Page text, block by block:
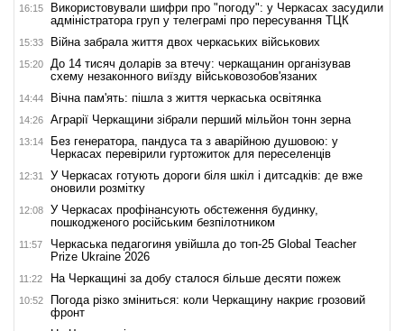
16:15
Використовували шифри про "погоду": у Черкасах засудили
адміністратора груп у телеграмі про пересування ТЦК
15:33 Війна забрала життя двох черкаських військових
15:20
До 14 тисяч доларів за втечу: черкащанин організував
схему незаконного виїзду військовозобов'язаних
14:44 Вічна пам'ять: пішла з життя черкаська освітянка
14:26 Аграрії Черкащини зібрали перший мільйон тонн зерна
13:14
Без генератора, пандуса та з аварійною душовою: у
Черкасах перевірили гуртожиток для переселенців
12:31
У Черкасах готують дороги біля шкіл і дитсадків: де вже
оновили розмітку
12:08
У Черкасах профінансують обстеження будинку,
пошкодженого російським безпілотником
11:57
Черкаська педагогиня увійшла до топ-25 Global Teacher
Prize Ukraine 2026
11:22 На Черкащині за добу сталося більше десяти пожеж
10:52
Погода різко зміниться: коли Черкащину накриє грозовий
фронт